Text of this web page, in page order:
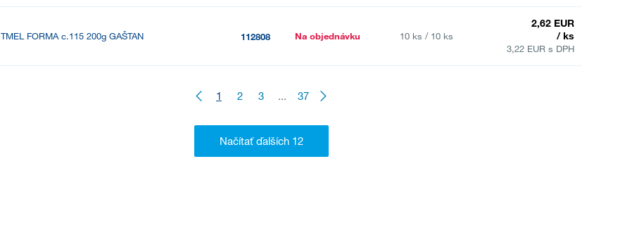
TMEL FORMA c.115 200g GAŠTAN 112808 Na objednávku 10 ks / 10 ks
2,62 EUR
/ ks
3,22 EUR s DPH
1 2 3 ... 37